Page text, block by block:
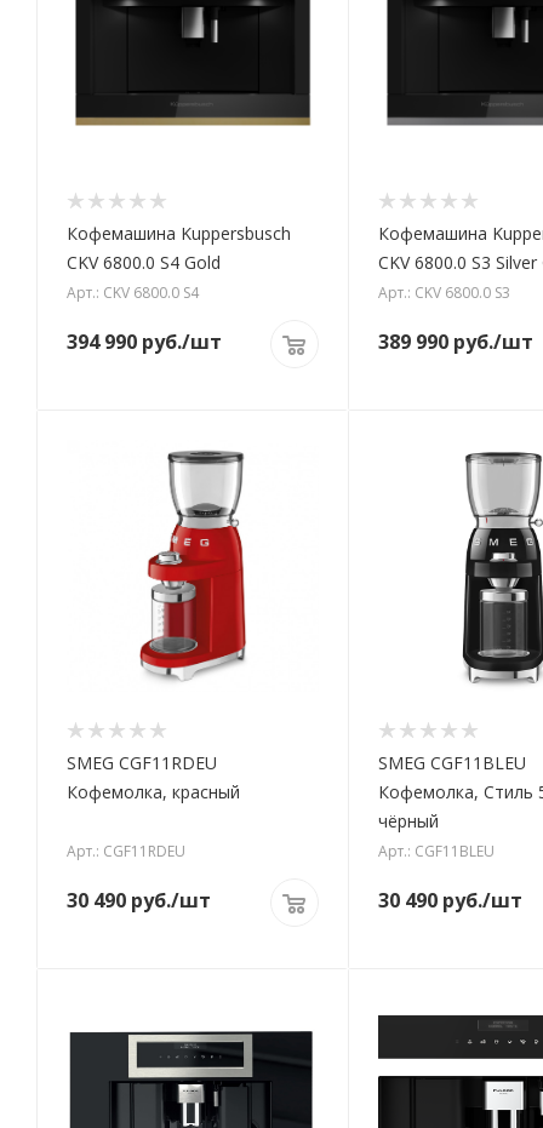
Кофемашина Kuppersbusch
CKV 6800.0 S4 Gold
Арт.: CKV 6800.0 S4
394 990 руб./шт
Кофемашина
CKV 6800.0 S3
Арт.: CKV 6800.0 S3
389 990руб./шт
SMEG CGF11RDEU
Кофемолка, красный
Арт.: CGF11RDEU
30 490 руб./шт
SMEG CGF11BLEU
Кофемолка, Стиль
чёрный
Арт.: CGF11BLEU
30 490руб./шт